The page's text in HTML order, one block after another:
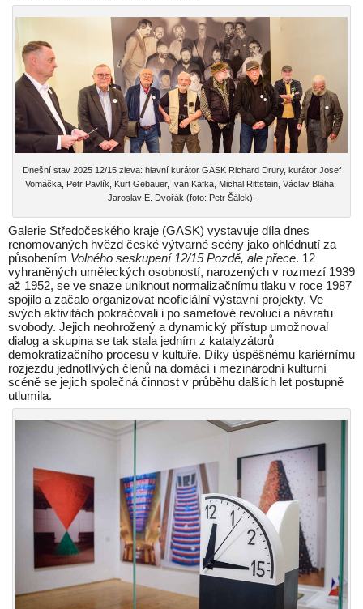
Dnešní stav 2025 12/15 zleva: hlavní kurátor GASK Richard Drury, kurátor Josef
Vomáčka, Petr Pavlík, Kurt Gebauer, Ivan Kafka, Michal Rittstein, Václav Bláha,
Jaroslav E. Dvořák (foto: Petr Šálek).
Galerie Středočeského kraje (GASK) vystavuje díla dnes
renomovaných hvězd české výtvarné scény jako ohlédnutí za
působením Volného seskupení 12/15 Pozdě, ale přece. 12
vyhraněných uměleckých osobností, narozených v rozmezí 1939
až 1952, se ve snaze uniknout normalizačnímu tlaku v roce 1987
spojilo a začalo organizovat neoficiální výstavní projekty. Ve
svých aktivitách pokračovali i po sametové revoluci a návratu
svobody. Jejich neohrožený a dynamický přístup umožnoval
dialog a skupina se tak stala jedním z katalyzátorů
demokratizačního procesu v kultuře. Díky úspěšnému kariérnímu
rozjezdu jednotlivých členů na domácí i mezinárodní kulturní
scéně se jejich společná činnost v průběhu dalších let postupně
utlumila.